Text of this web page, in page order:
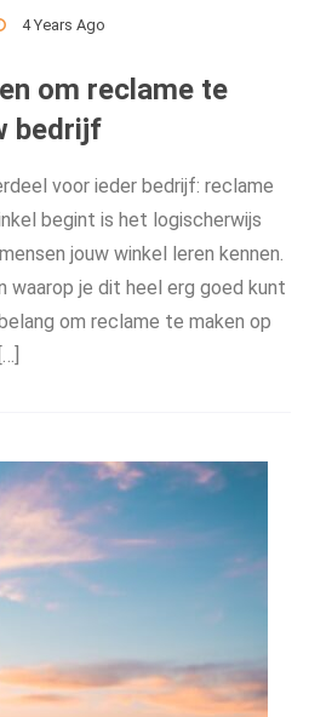
4 Years Ago
om reclame te
bedrijf
voor ieder bedrijf: reclame
begint is het logischerwijs
jouw winkel leren kennen.
waarop je dit heel erg goed kunt
om reclame te maken op